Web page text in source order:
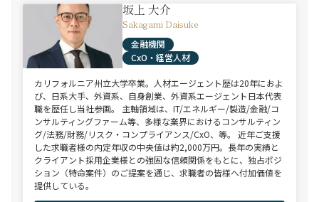
坂上 大介
Sakagami Daisuke
金融機関
CxO・経営人材
カリフォルニア州立大学卒業。人材エージェント歴は20年におよ
び、日系大手、外資系、自身創業、外資系エージェント日本代表
職を歴任し当社参画。 主軸領域は、IT/エネルギー/製造/金融/コ
ンサルティングファーム等、多様な業界におけるコンサルティン
グ/法務/財務/リスク・コンプライアンス/CxO、等。 近年ご支援
した求職者様の内定年収の中央値は約2,000万円。長年の実績と
クライアント採用企業様との強固な信頼関係をもとに、独占ポジ
ション（特命案件）のご提案を通じ、求職者の皆様へ付加価値を
提供している。